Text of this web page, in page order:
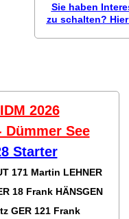
Sie haben
zu schalten?
IDM 2026
Dümmer See
Starter
171 Martin LEHNER
18 Frank HÄNSGEN
GER 121 Frank